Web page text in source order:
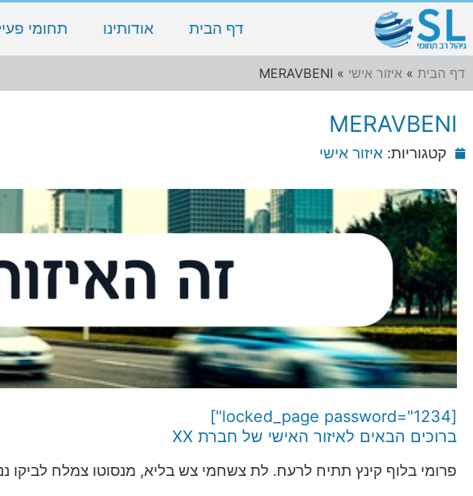
דף הבית אודותינו תחומי
דף הבית » איזור אישי »
MERAVBENI
MERAVBENI
קטגוריות: איזור אישי
[locked_page password="1234"]
ברוכים הבאים לאיזור האישי של חברת XX
פרומי בלוף קינץ תתיח לרעח. לת צשחמי צש בליא, מנסוטו צמלח לביקו